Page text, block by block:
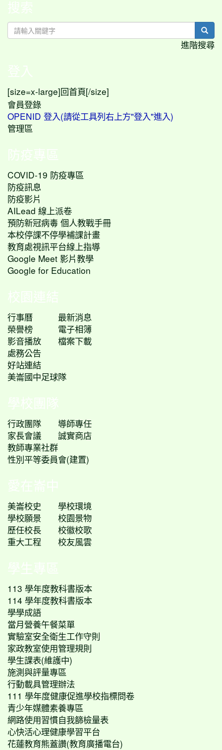
搜索
進階搜尋
登入
[size=x-large] 回首頁[/size]
會員登錄
OPENID 登入(請從工具列右上方"登入"進入)
管理區
防疫專區
COVID-19 防疫專區
防疫訊息
防疫影片
AILead 線上派卷
預防新冠病毒 個人教戰手冊
本校停課不停學補課計畫
教育處視訊平台線上指導
Google Meet 影片教學
Google for Education
校園連結
行事曆
最新消息
榮譽榜
電子相簿
影音播放
檔案下載
處務公告
好站連結
美崙國中足球隊
學校團隊
行政團隊
導師專任
家長會議
誠實商店
教師專業社群
性別平等委員會(建置)
愛在崙中
美崙校史
學校環境
學校願景
校園景物
歷任校長
校徽校歌
重大工程
校友風雲
學生專區
113 學年度教科書版本
114 學年度教科書版本
學學成語
當月營養午餐菜單
實驗室安全衛生工作守則
家政教室使用管理規則
學生課表(維護中)
施測與評量專區
行動載具管理辦法
111 學年度健康促進學校指標問卷
青少年媒體素養專區
網路使用習慣自我篩檢量表
心快活心理健康學習平台
花蓮教育熊蓋讚(教育廣播電台)